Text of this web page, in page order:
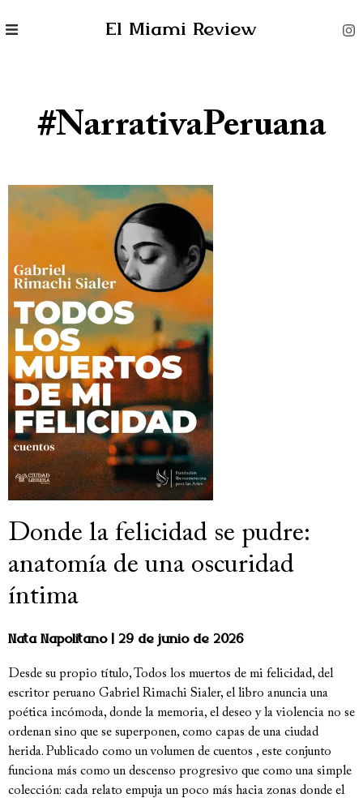
El Miami Review
#NarrativaPeruana
Donde la felicidad se pudre:
anatomía de una oscuridad
íntima
Nata Napolitano 29 de junio de 2026
Desde su propio título, Todos los muertos de mi felicidad, del
escritor peruano Gabriel Rimachi Sialer, el libro anuncia una
poética incómoda, donde la memoria, el deseo y la violencia no se
ordenan sino que se superponen, como capas de una ciudad
herida. Publicado como un volumen de cuentos , este conjunto
funciona más como un descenso progresivo que como una simple
colección: cada relato empuja un poco más hacia zonas donde el